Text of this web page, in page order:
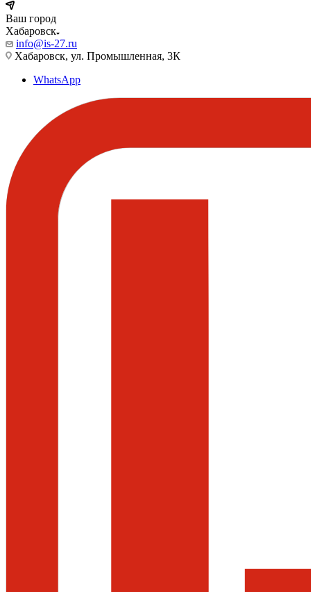
Ваш город
Хабаровск
info@is-27.ru
Хабаровск, ул. Промышленная, 3К
WhatsApp